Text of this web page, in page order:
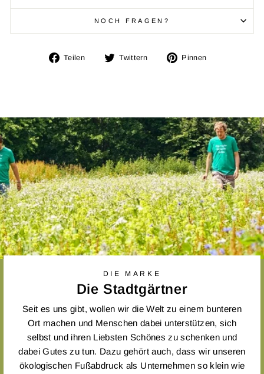
NOCH FRAGEN?
Teilen
Auf
Twittern
Auf
Pinnen
DIE MARKE
Die Stadtgärtner
Seit es uns gibt, wollen wir die Welt zu einem bunteren
Ort machen und Menschen dabei unterstützen, sich
selbst und ihren Liebsten Schönes zu schenken und
dabei Gutes zu tun. Dazu gehört auch, dass wir unseren
ökologischen Fußabdruck als Unternehmen so klein wie